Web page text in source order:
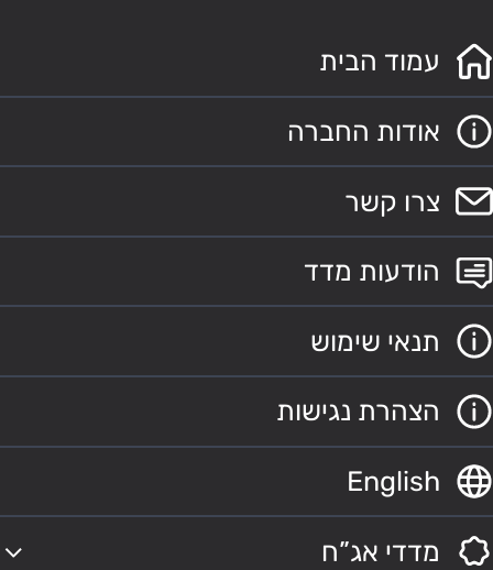
עמוד הבית
אודות החברה
צרו קשר
הודעות מדד
תנאי שימוש
הצהרת נגישות
English
מדדי אג”ח